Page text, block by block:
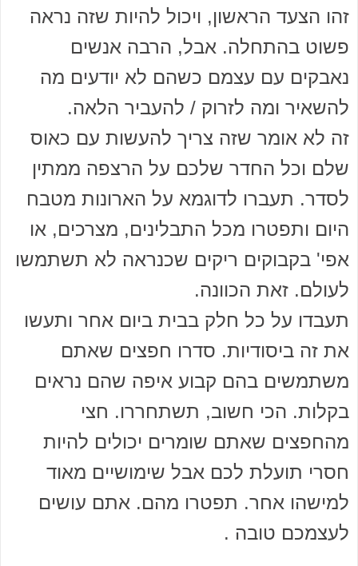
זהו הצעד הראשון, ויכול להיות שזה נראה
פשוט בהתחלה. אבל, הרבה אנשים
נאבקים עם עצמם כשהם לא יודעים מה
להשאיר ומה לזרוק / להעביר הלאה.
זה לא אומר שזה צריך להעשות עם כאוס
שלם וכל החדר שלכם על הרצפה ממתין
לסדר. תעברו לדוגמא על הארונות מטבח
היום ותפטרו מכל התבלינים, מצרכים, או
אפי' בקבוקים ריקים שכנראה לא תשתמשו
לעולם. זאת הכוונה.
תעבדו על כל חלק בבית ביום אחר ותעשו
את זה ביסודיות. סדרו חפצים שאתם
משתמשים בהם קבוע איפה שהם נראים
בקלות. הכי חשוב, תשתחררו. חצי
מהחפצים שאתם שומרים יכולים להיות
חסרי תועלת לכם אבל שימושיים מאוד
למישהו אחר. תפטרו מהם. אתם עושים
לעצמכם טובה .